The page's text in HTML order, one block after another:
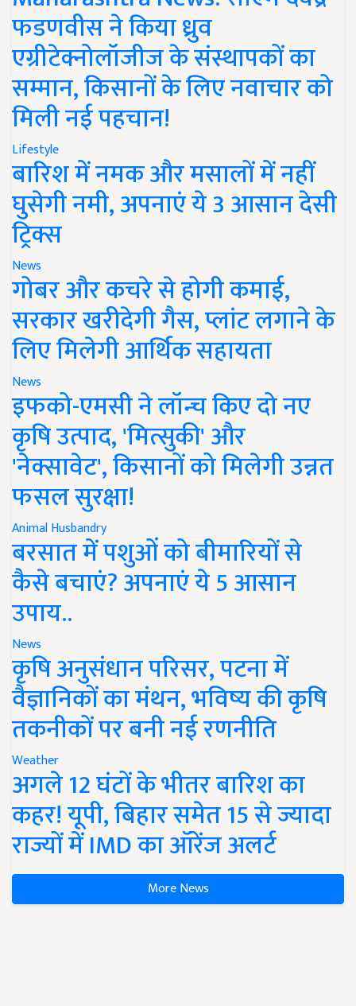
फडणवीस ने किया ध्रुव
एग्रीटेक्नोलॉजीज के संस्थापकों का
सम्मान, किसानों के लिए नवाचार को
मिली नई पहचान!
Lifestyle
बारिश में नमक और मसालों में नहीं
घुसेगी नमी, अपनाएं ये 3 आसान देसी
ट्रिक्स
News
गोबर और कचरे से होगी कमाई,
सरकार खरीदेगी गैस, प्लांट लगाने के
लिए मिलेगी आर्थिक सहायता
News
इफको-एमसी ने लॉन्च किए दो नए
कृषि उत्पाद, 'मित्सुकी' और
'नेक्सावेट', किसानों को मिलेगी उन्नत
फसल सुरक्षा!
Animal Husbandry
बरसात में पशुओं को बीमारियों से
कैसे बचाएं? अपनाएं ये 5 आसान
उपाय..
News
कृषि अनुसंधान परिसर, पटना में
वैज्ञानिकों का मंथन, भविष्य की कृषि
तकनीकों पर बनी नई रणनीति
Weather
अगले 12 घंटों के भीतर बारिश का
कहर! यूपी, बिहार समेत 15 से ज्यादा
राज्यों में IMD का ऑरेंज अलर्ट
More News